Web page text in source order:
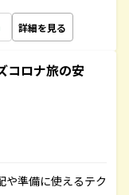
詳細を見る
コロナ旅の安
や準備に使えるテク